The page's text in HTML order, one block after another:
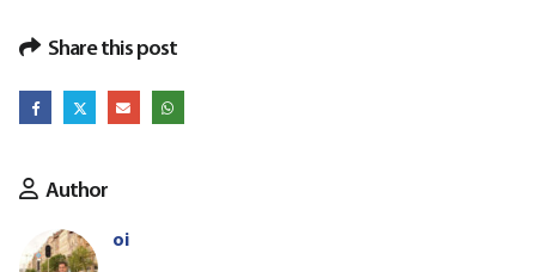
Share this post
Author
oi